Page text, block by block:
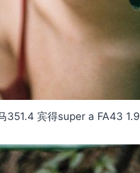
351.4 宾得super a FA43 1.9